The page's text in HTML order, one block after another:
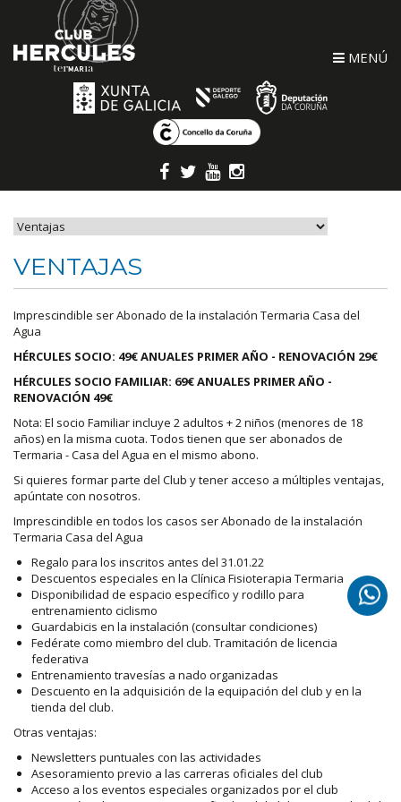
MENÚ
VENTAJAS
Imprescindible ser Abonado de la instalación Termaria Casa del
Agua
HÉRCULES SOCIO: 49€ ANUALES PRIMER AÑO - RENOVACIÓN 29€
HÉRCULES SOCIO FAMILIAR: 69€ ANUALES PRIMER AÑO -
RENOVACIÓN 49€
Nota: El socio Familiar incluye 2 adultos + 2 niños (menores de 18
años) en la misma cuota. Todos tienen que ser abonados de
Termaria - Casa del Agua en el mismo abono.
Si quieres formar parte del Club y tener acceso a múltiples ventajas,
apúntate con nosotros.
Imprescindible en todos los casos ser Abonado de la instalación
Termaria Casa del Agua
Regalo para los inscritos antes del 31.01.22
Descuentos especiales en la Clínica Fisioterapia Termaria
Disponibilidad de espacio específico y rodillo para
entrenamiento ciclismo
Guardabicis en la instalación (consultar condiciones)
Fedérate como miembro del club. Tramitación de licencia
federativa
Entrenamiento travesías a nado organizadas
Descuento en la adquisición de la equipación del club y en la
tienda del club.
Otras ventajas:
Newsletters puntuales con las actividades
Asesoramiento previo a las carreras oficiales del club
Acceso a los eventos especiales organizados por el club